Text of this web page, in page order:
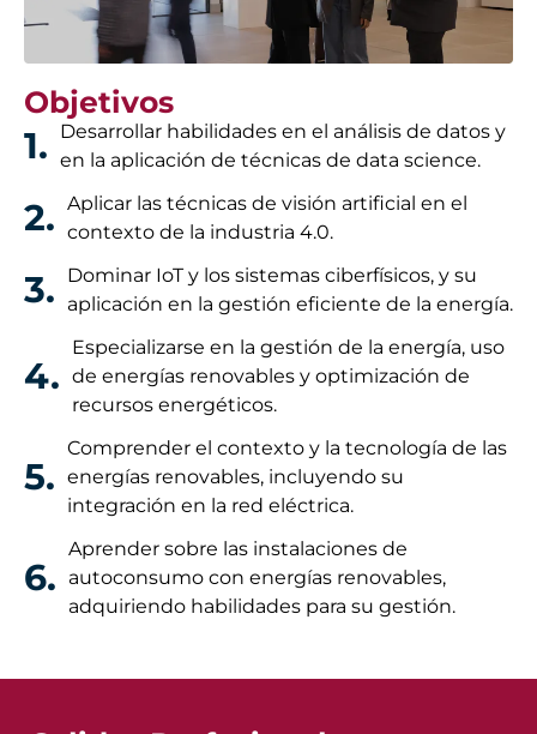
Objetivos
1.
Desarrollar habilidades en el análisis de datos y
en la aplicación de técnicas de data science.
2. Aplicar las técnicas de visión artificial en el
contexto de la industria 4.0.
3.
Dominar IoT y los sistemas ciberfísicos, y su
aplicación en la gestión eficiente de la energía.
4.
Especializarse en la gestión de la energía, uso
de energías renovables y optimización de
recursos energéticos.
5.
Comprender el contexto y la tecnología de las
energías renovables, incluyendo su
integración en la red eléctrica.
6.
Aprender sobre las instalaciones de
autoconsumo con energías renovables,
adquiriendo habilidades para su gestión.